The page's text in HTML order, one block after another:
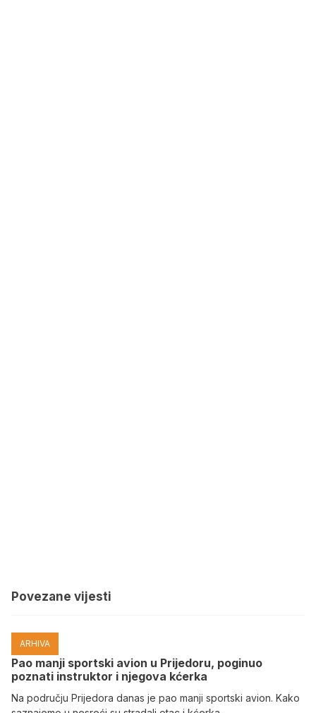
Povezane vijesti
ARHIVA
Pao manji sportski avion u Prijedoru, poginuo
poznati instruktor i njegova kćerka
Na području Prijedora danas je pao manji sportski avion. Kako